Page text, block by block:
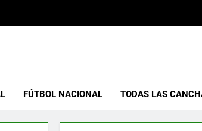
FÚTBOL NACIONAL TODAS LAS